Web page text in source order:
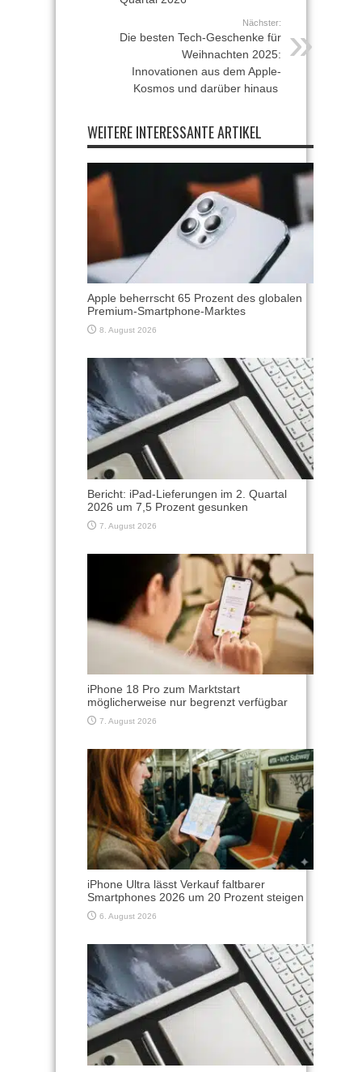
Nächster:
Die besten Tech-Geschenke für
Weihnachten 2025:
Innovationen aus dem Apple-
Kosmos und darüber hinaus
WEITERE INTERESSANTE ARTIKEL
Apple beherrscht 65 Prozent des globalen
Premium-Smartphone-Marktes
8. August 2026
Bericht: iPad-Lieferungen im 2. Quartal
2026 um 7,5 Prozent gesunken
7. August 2026
iPhone 18 Pro zum Marktstart
möglicherweise nur begrenzt verfügbar
7. August 2026
iPhone Ultra lässt Verkauf faltbarer
Smartphones 2026 um 20 Prozent steigen
6. August 2026